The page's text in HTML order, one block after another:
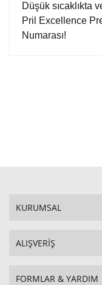
Düşük sıcaklıkta
Pril Excellence
Numarası!
KURUMSAL
ALIŞVERİŞ
FORMLAR & YARDIM